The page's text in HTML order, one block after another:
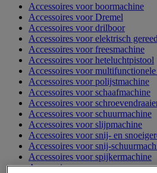
Accessoires voor boormachine
Accessoires voor Dremel
Accessoires voor drilboor
Accessoires voor elektrisch
Accessoires voor freesmachine
Accessoires voor heteluchtpistool
Accessoires voor multifunctionele
Accessoires voor polijstmachine
Accessoires voor schaafmachine
Accessoires voor
Accessoires voor schuurmachine
Accessoires voor slijpmachine
Accessoires voor snij- en
Accessoires voor snij-
Accessoires voor spijkermachine
Accessoires voor zaag